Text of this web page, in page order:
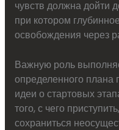
чувств должна дойти
при котором
освобождения через
Важную роль
определенного плана
идеи о стартовых
того, с чего
сохраниться